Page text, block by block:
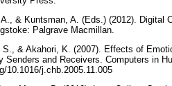
A., & Kuntsman, A. (Eds.) (2012).
Palgrave Macmillan.
S., & Akahori, K. (2007). Effects of
Senders and Receivers. Computers in
10.1016/j.chb.2005.11.005